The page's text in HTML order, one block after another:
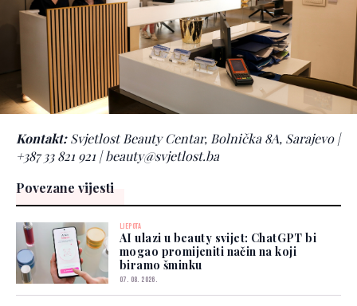
Kontakt:Svjetlost Beauty Centar, Bolnička 8A, Sarajevo |
+387 33 821 921 | beauty@svjetlost.ba
Povezane vijesti
LJEPOTA
AI ulazi u beauty svijet: ChatGPT bi
mogao promijeniti način na koji
biramo šminku
07. 08. 2026.